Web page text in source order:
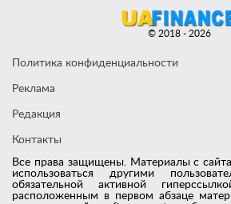
Все права защищены. Материалы с
использоваться другими
обязательной активной
расположенным в первом абзаце
Политика конфиденциальности
Реклама
Редакция
Контакты
© 2018 - 2026